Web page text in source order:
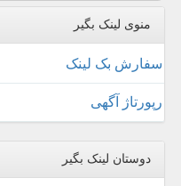
منوی لینک بگیر
سفارش بک لینک
رپورتاژ آگهی
دوستان لینک بگیر